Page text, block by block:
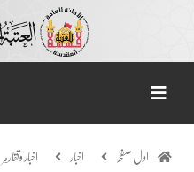
اول صفحہ اخبار اخبار وتقارير